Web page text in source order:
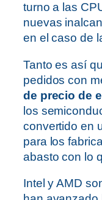
turno a las
nuevas
en el caso de
Tanto es así
pedidos con
de precio de
los
convertido en
para los
abasto con lo
Intel y AMD